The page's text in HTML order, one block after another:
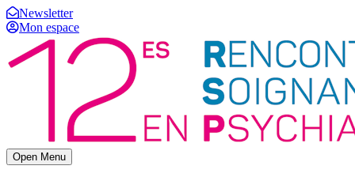
Newsletter
Mon espace
Open Menu